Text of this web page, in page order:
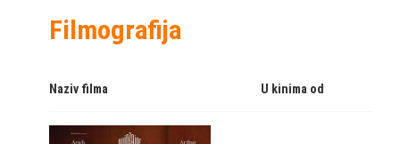
Filmografija
Naziv filma U kinima od